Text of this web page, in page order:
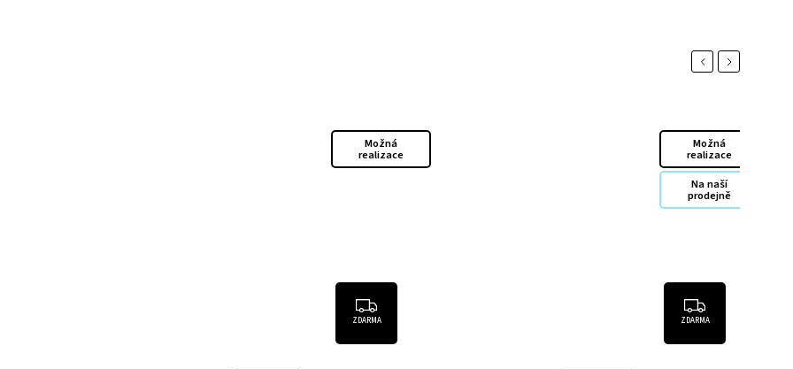
Previous
Možná
realizace
ZDARMA
Možná
realizace
Na naší
prodejně
ZDARMA
Next